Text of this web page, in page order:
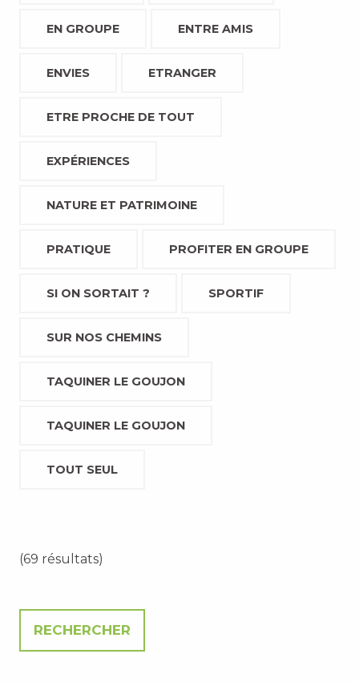
EN GROUPE ENTRE AMIS
ENVIES ETRANGER
ETRE PROCHE DE TOUT
EXPÉRIENCES
NATURE ET PATRIMOINE
PRATIQUE PROFITER EN GROUPE
SI ON SORTAIT ? SPORTIF
SUR NOS CHEMINS
TAQUINER LE GOUJON
TAQUINER LE GOUJON
TOUT SEUL
(69 résultats)